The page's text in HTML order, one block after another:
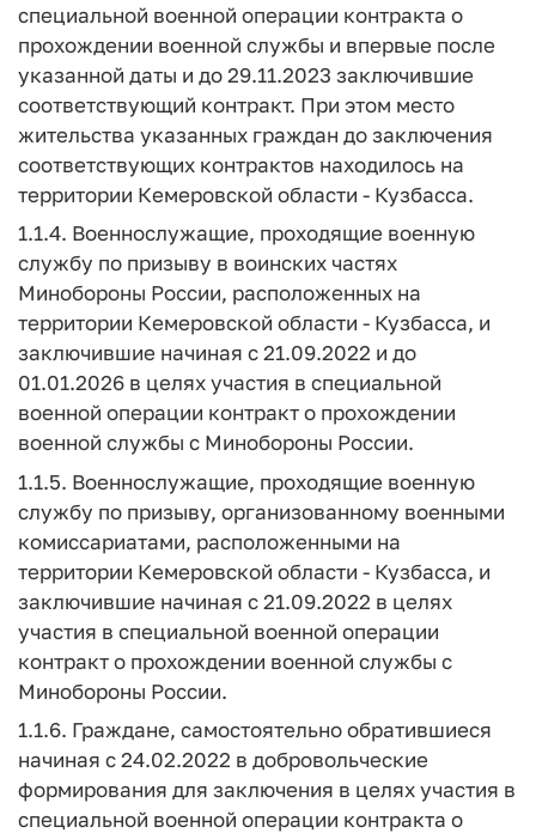
специальной военной операции контракта о
прохождении военной службы и впервые после
указанной даты и до 29.11.2023 заключившие
соответствующий контракт. При этом место
жительства указанных граждан до заключения
соответствующих контрактов находилось на
территории Кемеровской области - Кузбасса.
1.1.4. Военнослужащие, проходящие военную
службу по призыву в воинских частях
Минобороны России, расположенных на
территории Кемеровской области - Кузбасса, и
заключившие начиная с 21.09.2022 и до
01.01.2026 в целях участия в специальной
военной операции контракт о прохождении
военной службы с Минобороны России.
1.1.5. Военнослужащие, проходящие военную
службу по призыву, организованному военными
комиссариатами, расположенными на
территории Кемеровской области - Кузбасса, и
заключившие начиная с 21.09.2022 в целях
участия в специальной военной операции
контракт о прохождении военной службы с
Минобороны России.
1.1.6. Граждане, самостоятельно обратившиеся
начиная с 24.02.2022 в добровольческие
формирования для заключения в целях участия в
специальной военной операции контракта о